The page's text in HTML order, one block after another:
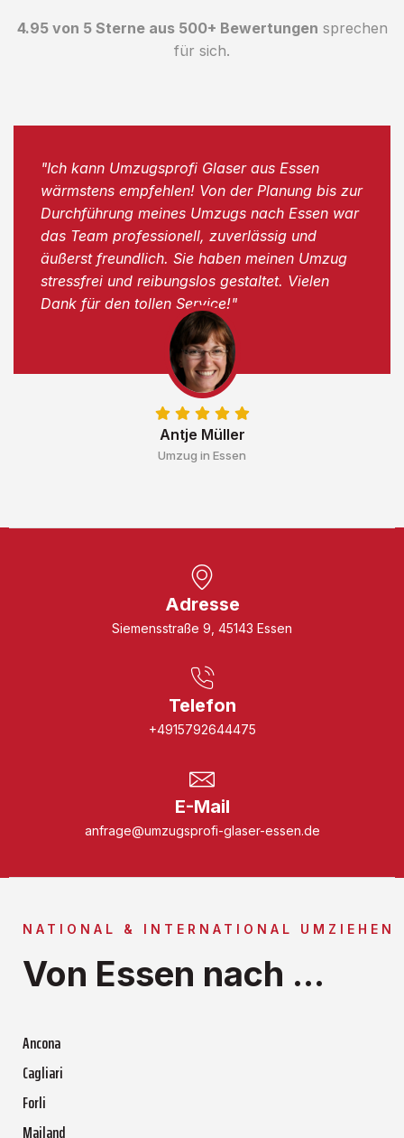
4.95 von 5 Sterne aus 500+ Bewertungen sprechen
für sich.
Antje Müller
Umzug in Essen
"Ich kann Umzugsprofi Glaser aus Essen
wärmstens empfehlen! Von der Planung bis zur
Durchführung meines Umzugs nach Essen war
das Team professionell, zuverlässig und
äußerst freundlich. Sie haben meinen Umzug
stressfrei und reibungslos gestaltet. Vielen
Dank für den tollen Service!"
Adresse
Siemensstraße 9, 45143 Essen
Telefon
+4915792644475
E-Mail
anfrage@umzugsprofi-glaser-essen.de
NATIONAL & INTERNATIONAL UMZIEHEN
Von Essen nach ...
Ancona
Cagliari
Forli
Mailand